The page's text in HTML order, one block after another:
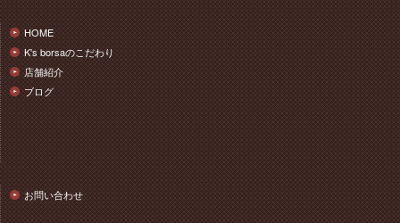
HOME
K's borsaのこだわり
店舗紹介
ブログ
お問い合わせ